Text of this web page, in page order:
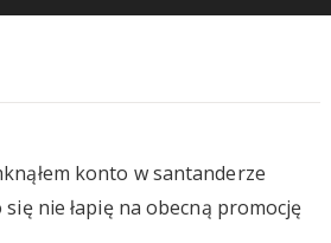
konto w santanderze
się nie łapię na obecną promocję